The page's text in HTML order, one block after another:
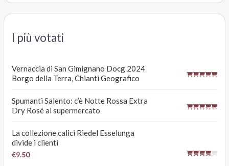
I più votati
Vernaccia di San Gimignano Docg 2024
Borgo della Terra, Chianti Geografico
Spumanti Salento: c’è Notte Rossa Extra
Dry Rosé al supermercato
La collezione calici Riedel Esselunga
divide i clienti
€9.50